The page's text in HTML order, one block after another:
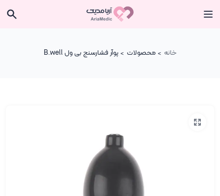
خانه محصولات پوآر فشارسنج بی ول B.well